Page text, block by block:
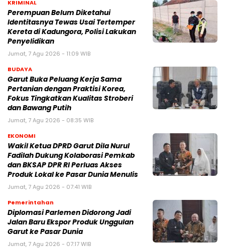
KRIMINAL
Perempuan Belum Diketahui
Identitasnya Tewas Usai Tertemper
Kereta di Kadungora, Polisi Lakukan
Penyelidikan
Jumat, 7 Agu 2026 - 11:09 WIB
BUDAYA
Garut Buka Peluang Kerja Sama
Pertanian dengan Praktisi Korea,
Fokus Tingkatkan Kualitas Stroberi
dan Bawang Putih
Jumat, 7 Agu 2026 - 08:35 WIB
EKONOMI
Wakil Ketua DPRD Garut Dila Nurul
Fadilah Dukung Kolaborasi Pemkab
dan BKSAP DPR RI Perluas Akses
Produk Lokal ke Pasar Dunia Menulis
Jumat, 7 Agu 2026 - 07:41 WIB
Pemerintahan
Diplomasi Parlemen Didorong Jadi
Jalan Baru Ekspor Produk Unggulan
Garut ke Pasar Dunia
Jumat, 7 Agu 2026 - 07:17 WIB